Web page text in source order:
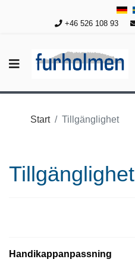
+46 526 108 93
Start Tillgänglighet
Tillgänglighet
Handikappanpassning